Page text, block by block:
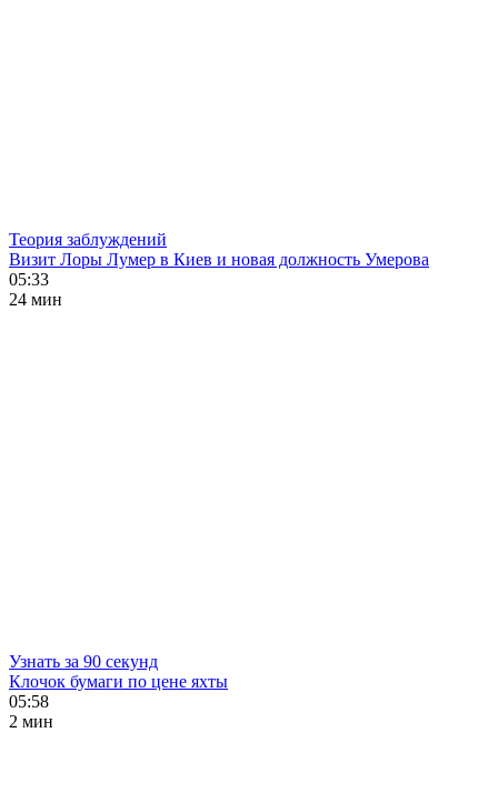
Теория заблуждений
Визит Лоры Лумер в Киев и новая должность Умерова
05:33
24 мин
Узнать за 90 секунд
Клочок бумаги по цене яхты
05:58
2 мин